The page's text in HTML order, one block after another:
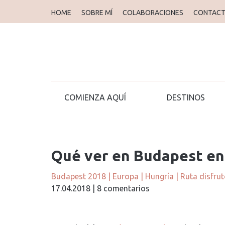
HOME SOBRE MÍ COLABORACIONES
COMIENZA AQUÍ DESTINOS
Qué ver en Budapest
Budapest 2018 Europa Hungría
Ruta
17.04.2018
8 comentarios